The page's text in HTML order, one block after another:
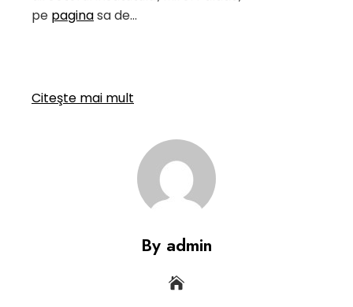
pe paginasa de…
Citeşte mai mult
By admin